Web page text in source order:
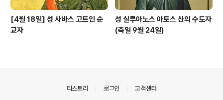
[4월 18일] 성 사바스 고트인 순
교자
성 실루아노스 아토스 산의 수도자
(축일 9월 24일)
티스토리 로그인 고객센터